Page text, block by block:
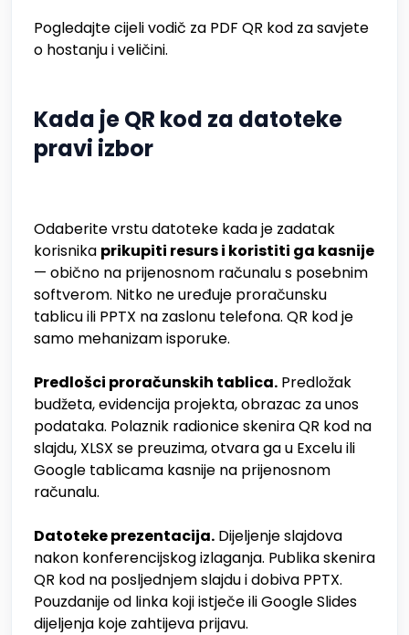
Pogledajte cijeli vodič za PDF QR kod za savjete
o hostanju i veličini.
Kada je QR kod za datoteke
pravi izbor
Odaberite vrstu datoteke kada je zadatak
korisnika prikupiti resurs i koristiti ga kasnije
— obično na prijenosnom računalu s posebnim
softverom. Nitko ne uređuje proračunsku
tablicu ili PPTX na zaslonu telefona. QR kod je
samo mehanizam isporuke.
Predlošci proračunskih tablica. Predložak
budžeta, evidencija projekta, obrazac za unos
podataka. Polaznik radionice skenira QR kod na
slajdu, XLSX se preuzima, otvara ga u Excelu ili
Google tablicama kasnije na prijenosnom
računalu.
Datoteke prezentacija. Dijeljenje slajdova
nakon konferencijskog izlaganja. Publika skenira
QR kod na posljednjem slajdu i dobiva PPTX.
Pouzdanije od linka koji istječe ili Google Slides
dijeljenja koje zahtijeva prijavu.